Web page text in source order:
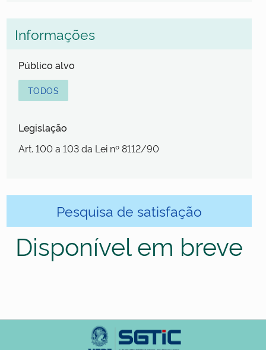
Informações
Público alvo
TODOS
Legislação
Art. 100 a 103 da Lei nº 8112/90
Pesquisa de satisfação
Disponível em breve